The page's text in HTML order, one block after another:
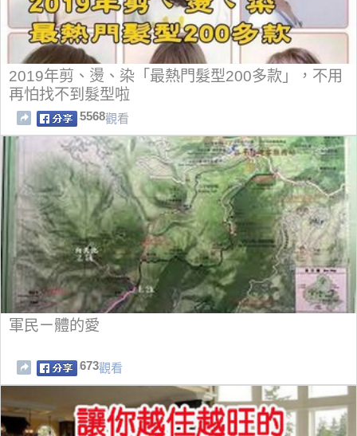
2019年剪、燙、染「最熱門髮型200多款」，不用
再怕找不到髮型啦
5568觀看
軍民ㄧ體的愛
673觀看